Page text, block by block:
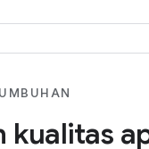
kualitas